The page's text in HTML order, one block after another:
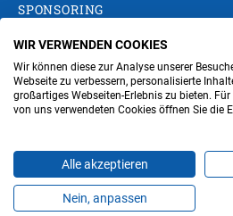
Produkte Favoriten Themen
SPONSORING
AGB Privacy Policy
Impressum
Cookie-Einstellungen ändern
WIR VERWENDEN COOKIES
Wir können diese zur Analyse unserer
Webseite zu verbessern, personalisierte
großartiges Webseiten-Erlebnis zu bieten.
von uns verwendeten Cookies öffnen Sie die
Alle akzeptieren
Nein, anpassen